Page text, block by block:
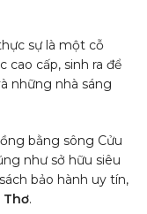
sự là một cỗ
cấp, sinh ra để
những nhà sáng
bằng sông Cửu
như sở hữu siêu
bảo hành uy tín,
Thơ.